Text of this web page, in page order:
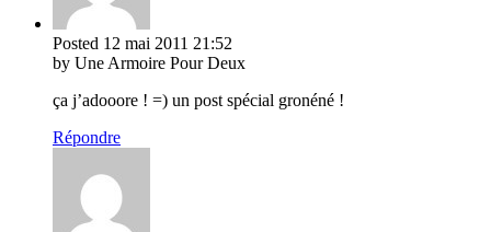
Posted 12 mai 2011 21:52
by Une Armoire Pour Deux
ça j’adooore ! =) un post spécial gronéné !
Répondre